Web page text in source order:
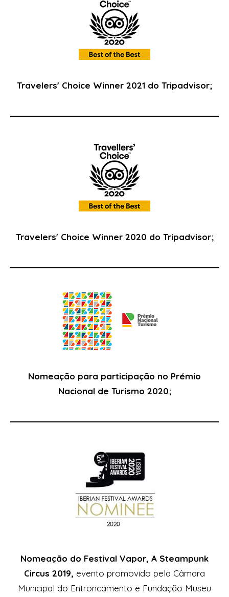
Travelers' Choice Winner 2021 do Tripadvisor;
Travelers' Choice Winner 2020 do Tripadvisor;
Nomeação para participação no Prémio
Nacional de Turismo 2020;
Nomeação do Festival Vapor, A Steampunk
Circus 2019, evento promovido pela Câmara
Municipal do Entroncamento e Fundação Museu